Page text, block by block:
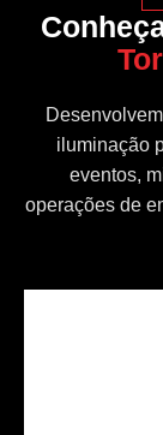
iluminação
eventos,
operações de